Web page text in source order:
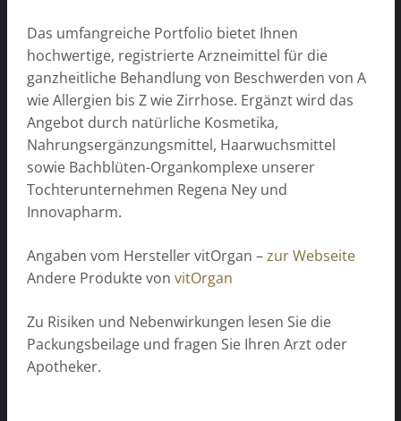
Das umfangreiche Portfolio bietet Ihnen
hochwertige, registrierte Arzneimittel für die
ganzheitliche Behandlung von Beschwerden von A
wie Allergien bis Z wie Zirrhose. Ergänzt wird das
Angebot durch natürliche Kosmetika,
Nahrungsergänzungsmittel, Haarwuchsmittel
sowie Bachblüten-Organkomplexe unserer
Tochterunternehmen Regena Ney und
Innovapharm.
Angaben vom Hersteller vitOrgan –zur Webseite
Andere Produkte von vitOrgan
Zu Risiken und Nebenwirkungen lesen Sie die
Packungsbeilage und fragen Sie Ihren Arzt oder
Apotheker.